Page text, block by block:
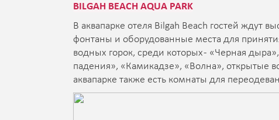
BILGAH BEACH AQUA PARK
В аквапарке отеля Bilgah Beach гостей ждут
фонтаны и оборудованные места для
водных горок, среди которых - «Черная
падения», «Камикадзе», «Волна», открытые
аквапарке также есть комнаты для